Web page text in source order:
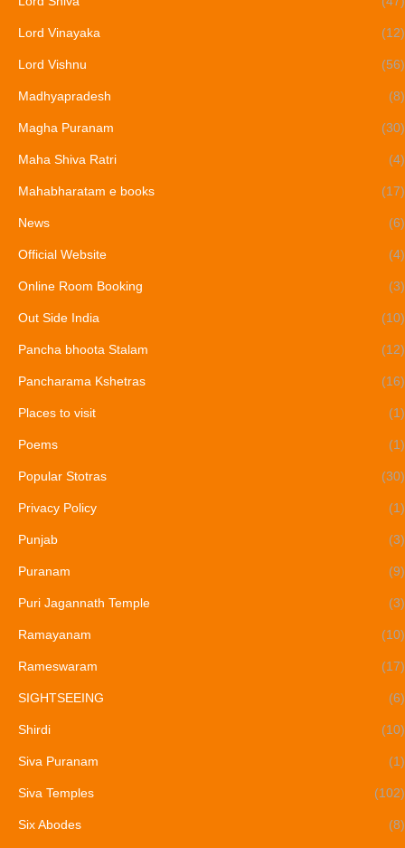
Lord Vinayaka (12)
Lord Vishnu (56)
Madhyapradesh (8)
Magha Puranam (30)
Maha Shiva Ratri (4)
Mahabharatam e books (17)
News (6)
Official Website (4)
Online Room Booking (3)
Out Side India (10)
Pancha bhoota Stalam (12)
Pancharama Kshetras (16)
Places to visit (1)
Poems (1)
Popular Stotras (30)
Privacy Policy (1)
Punjab (3)
Puranam (9)
Puri Jagannath Temple (3)
Ramayanam (10)
Rameswaram (17)
SIGHTSEEING (6)
Shirdi (10)
Siva Puranam (1)
Siva Temples (102)
Six Abodes (8)